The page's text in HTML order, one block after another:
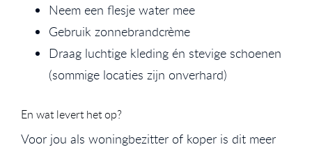
Neem een flesje water mee
Gebruik zonnebrandcrème
Draag luchtige kleding én stevige schoenen
(sommige locaties zijn onverhard)
En wat levert het op?
Voor jou als woningbezitter of koper is dit meer